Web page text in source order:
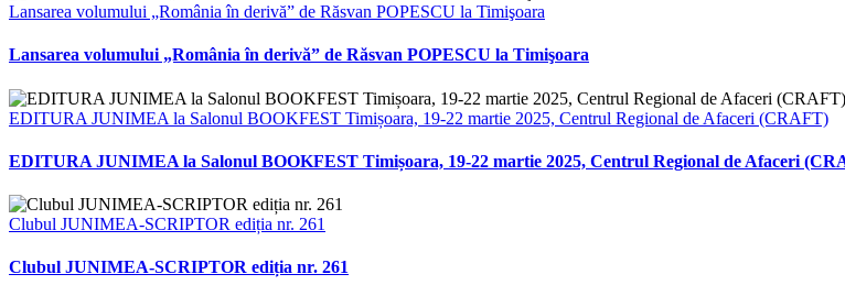
Lansarea volumului „România în derivă” de Răsvan POPESCU la Timişoara
Lansarea volumului „România în derivă” de Răsvan POPESCU la Timişoara
EDITURA JUNIMEA la Salonul BOOKFEST Timișoara, 19-22 martie 2025, Centrul Regional de Afaceri (CRAFT)
EDITURA JUNIMEA la Salonul BOOKFEST Timișoara, 19-22 martie 2025, Centrul Regional de Afaceri
Clubul JUNIMEA-SCRIPTOR ediția nr. 261
Clubul JUNIMEA-SCRIPTOR ediția nr. 261